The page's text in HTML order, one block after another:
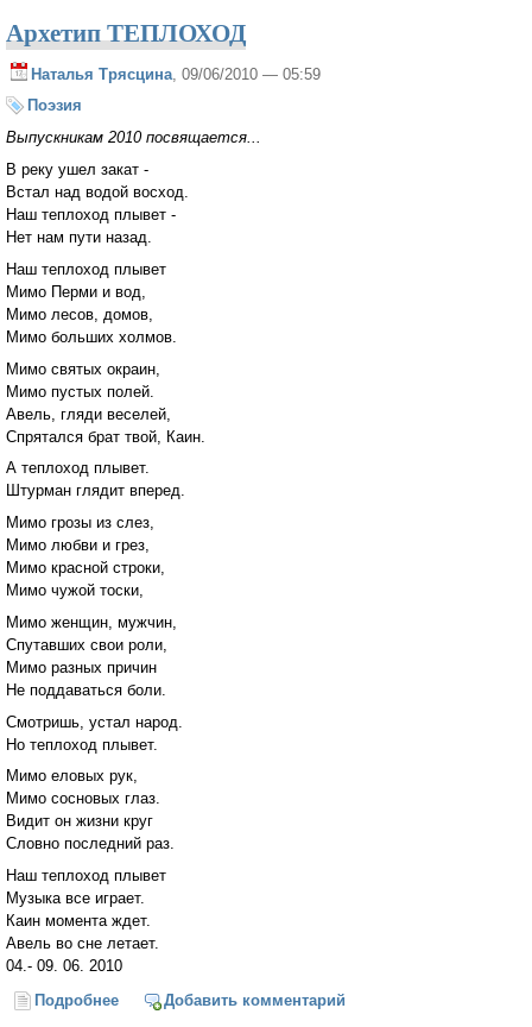
Архетип ТЕПЛОХОД
Наталья Трясцина , 09/06/2010 — 05:59
Поэзия
Выпускникам 2010 посвящается...
В реку ушел закат -
Встал над водой восход.
Наш теплоход плывет -
Нет нам пути назад.
Наш теплоход плывет
Мимо Перми и вод,
Мимо лесов, домов,
Мимо больших холмов.
Мимо святых окраин,
Мимо пустых полей.
Авель, гляди веселей,
Спрятался брат твой, Каин.
А теплоход плывет.
Штурман глядит вперед.
Мимо грозы из слез,
Мимо любви и грез,
Мимо красной строки,
Мимо чужой тоски,
Мимо женщин, мужчин,
Спутавших свои роли,
Мимо разных причин
Не поддаваться боли.
Смотришь, устал народ.
Но теплоход плывет.
Мимо еловых рук,
Мимо сосновых глаз.
Видит он жизни круг
Словно последний раз.
Наш теплоход плывет
Музыка все играет.
Каин момента ждет.
Авель во сне летает.
04.- 09. 06. 2010
Подробнее о Архетип ТЕПЛОХОД
Добавить комментарий